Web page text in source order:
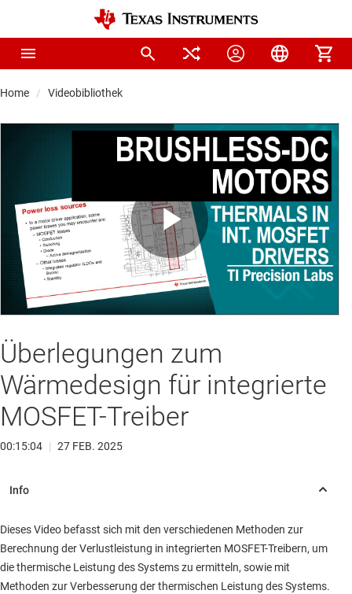
Home Videobibliothek
Play
Überlegungen zum
Wärmedesign für integrierte
MOSFET-Treiber
00:15:04 | 27 FEB. 2025
Dieses Video befasst sich mit den verschiedenen Methoden zur
Berechnung der Verlustleistung in integrierten MOSFET-Treibern, um
die thermische Leistung des Systems zu ermitteln, sowie mit
Methoden zur Verbesserung der thermischen Leistung des Systems.